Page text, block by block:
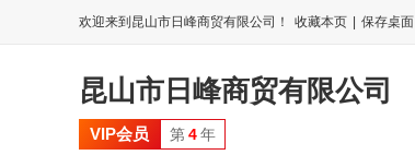
欢迎来到昆山市日峰商贸有限公司！ 收藏本页 保存桌面
昆山市日峰商贸有限公司
VIP会员 第4年